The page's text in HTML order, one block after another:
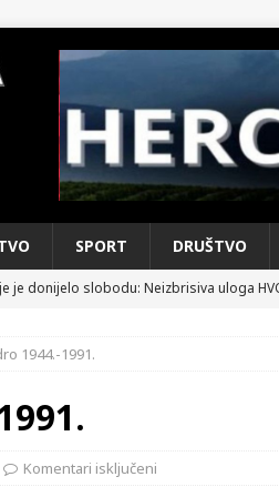
SPORT DRUŠTVO
je donijelo slobodu: Neizbrisiva uloga
pobjede: Večer u kojoj Knin, iseljena i
DOMOVINSKI RAT
1944.-1991.
Komentari isključeni